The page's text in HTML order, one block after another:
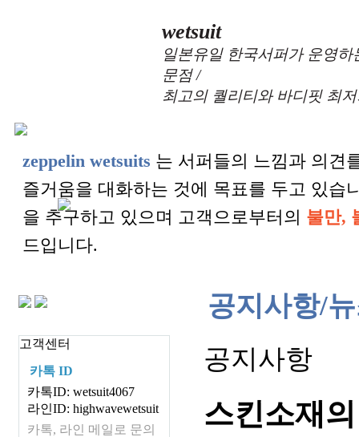
wetsuit
일본유일 한국서퍼가 운영
문점 /
최고의 퀄리티와 바디핏 최
zeppelin wetsuits 는 서퍼들의 느낌과 의견
즐거움을 대화하는 것에 목표를 두고 있
을 추구하고 있으며 고객으로부터의 불만,
드입니다.
고객센터
카톡 ID
카톡ID: wetsuit4067
라인ID: highwavewetsuit
카톡, 라인 메일로 문의
공지사항/
공지사항
스킨소재